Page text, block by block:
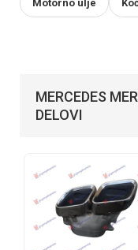
Motorno ulje
MERCEDES
DELOVI